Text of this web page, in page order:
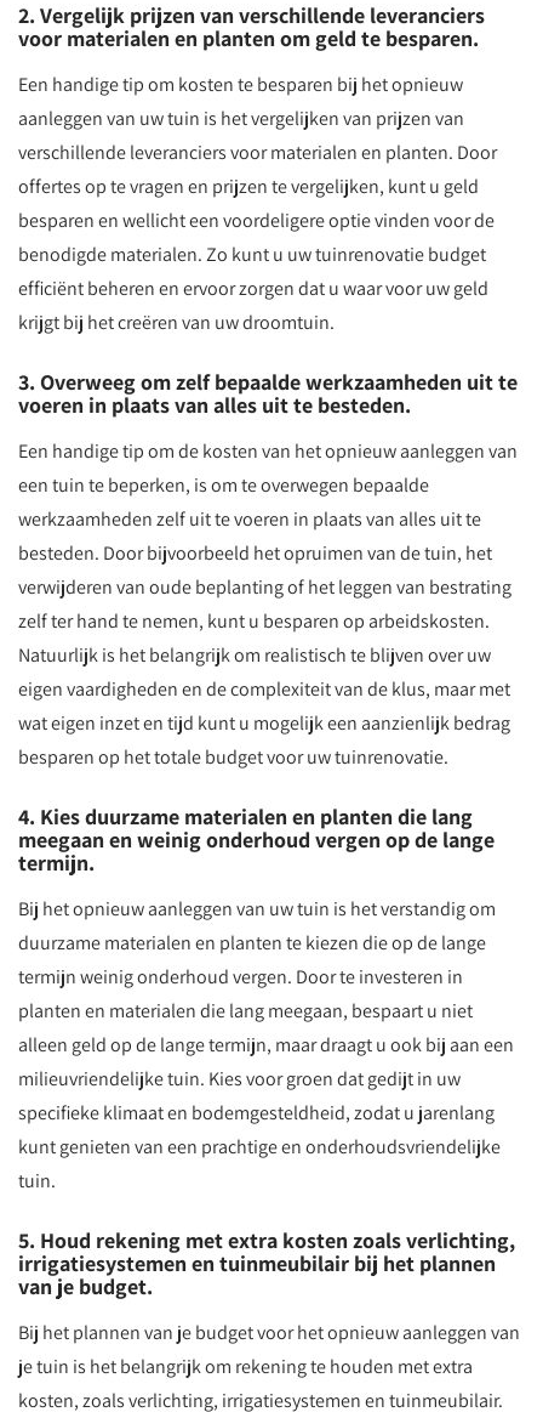
2. Vergelijk prijzen van verschillende leveranciers
voor materialen en planten om geld te besparen.
Een handige tip om kosten te besparen bij het opnieuw
aanleggen van uw tuin is het vergelijken van prijzen van
verschillende leveranciers voor materialen en planten. Door
offertes op te vragen en prijzen te vergelijken, kunt u geld
besparen en wellicht een voordeligere optie vinden voor de
benodigde materialen. Zo kunt u uw tuinrenovatie budget
efficiënt beheren en ervoor zorgen dat u waar voor uw geld
krijgt bij het creëren van uw droomtuin.
3. Overweeg om zelf bepaalde werkzaamheden uit te
voeren in plaats van alles uit te besteden.
Een handige tip om de kosten van het opnieuw aanleggen van
een tuin te beperken, is om te overwegen bepaalde
werkzaamheden zelf uit te voeren in plaats van alles uit te
besteden. Door bijvoorbeeld het opruimen van de tuin, het
verwijderen van oude beplanting of het leggen van bestrating
zelf ter hand te nemen, kunt u besparen op arbeidskosten.
Natuurlijk is het belangrijk om realistisch te blijven over uw
eigen vaardigheden en de complexiteit van de klus, maar met
wat eigen inzet en tijd kunt u mogelijk een aanzienlijk bedrag
besparen op het totale budget voor uw tuinrenovatie.
4. Kies duurzame materialen en planten die lang
meegaan en weinig onderhoud vergen op de lange
termijn.
Bij het opnieuw aanleggen van uw tuin is het verstandig om
duurzame materialen en planten te kiezen die op de lange
termijn weinig onderhoud vergen. Door te investeren in
planten en materialen die lang meegaan, bespaart u niet
alleen geld op de lange termijn, maar draagt u ook bij aan een
milieuvriendelijke tuin. Kies voor groen dat gedijt in uw
specifieke klimaat en bodemgesteldheid, zodat u jarenlang
kunt genieten van een prachtige en onderhoudsvriendelijke
tuin.
5. Houd rekening met extra kosten zoals verlichting,
irrigatiesystemen en tuinmeubilair bij het plannen
van je budget.
Bij het plannen van je budget voor het opnieuw aanleggen van
je tuin is het belangrijk om rekening te houden met extra
kosten, zoals verlichting, irrigatiesystemen en tuinmeubilair.